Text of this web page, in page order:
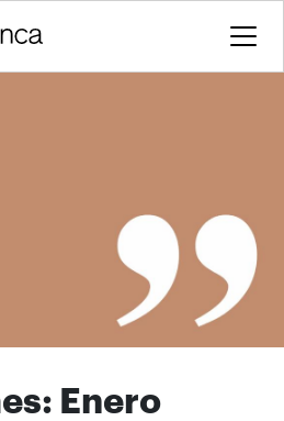
Enero